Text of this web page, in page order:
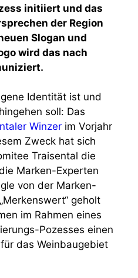
initiiert und das
der Region
Slogan und
wird das nach
Identität ist und
soll: Das
Winzer im Vorjahr
Zweck hat sich
Traisental die
Marken-Experten
von der Marken-
geholt
im Rahmen eines
Pozesses einen
das Weinbaugebiet